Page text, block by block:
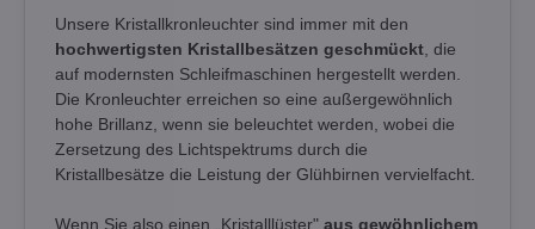
Unsere Kristallkronleuchter sind immer mit den
hochwertigsten Kristallbesätzen geschmückt , die
auf modernsten Schleifmaschinen hergestellt werden.
Die Kronleuchter erreichen so eine außergewöhnlich
hohe Brillanz, wenn sie beleuchtet werden, wobei die
Zersetzung des Lichtspektrums durch die
Kristallbesätze die Leistung der Glühbirnen vervielfacht.
Wenn Sie also einen „Kristalllüster" aus gewöhnlichem